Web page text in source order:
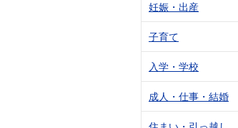
妊娠・出産
子育て
入学・学校
成人・仕事・結婚